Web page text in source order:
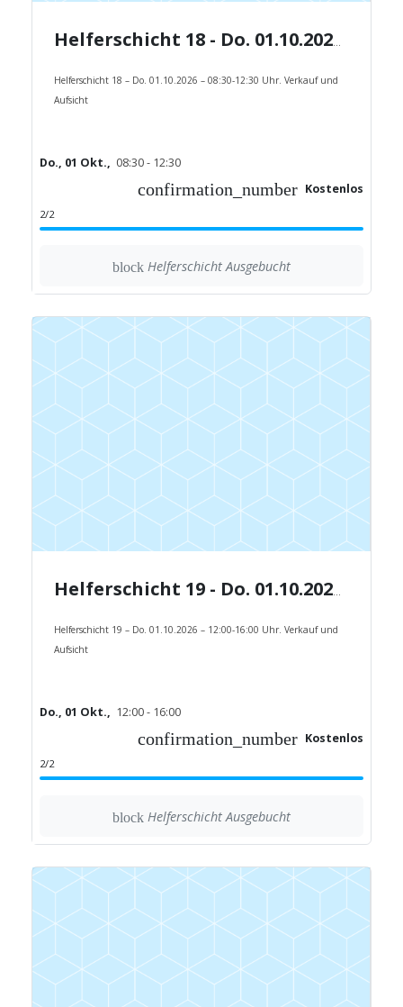
Helferschicht 18 – Do. 01.10.2026 – 08:30-12:30 Uhr. Verkauf und
Aufsicht
Do., 01 Okt., 08:30 - 12:30
confirmation_number Kostenlos
2/2
block Helferschicht Ausgebucht
Helferschicht 19 - Do. 01.10.2026 - 12:00-16:00 Uhr.
Helferschicht 19 – Do. 01.10.2026 – 12:00-16:00 Uhr. Verkauf und
Aufsicht
Do., 01 Okt., 12:00 - 16:00
confirmation_number Kostenlos
2/2
block Helferschicht Ausgebucht